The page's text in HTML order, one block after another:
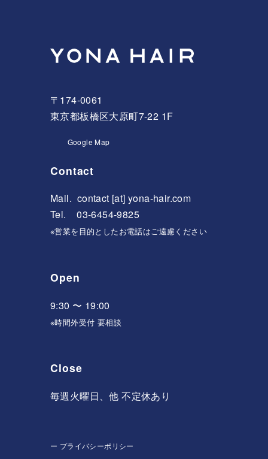
〒174-0061
東京都板橋区大原町7-22 1F
Google Map
Contact
Mail. contact [at] yona-hair.com
Tel. 03-6454-9825
※営業を目的としたお電話はご遠慮ください
Open
9:30 〜 19:00
※時間外受付 要相談
Close
毎週火曜日、他 不定休あり
ー プライバシーポリシー